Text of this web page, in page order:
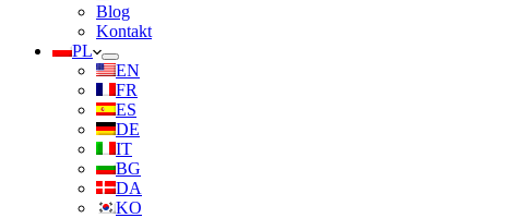
Blog
Kontakt
PL
EN
FR
ES
DE
IT
BG
DA
KO